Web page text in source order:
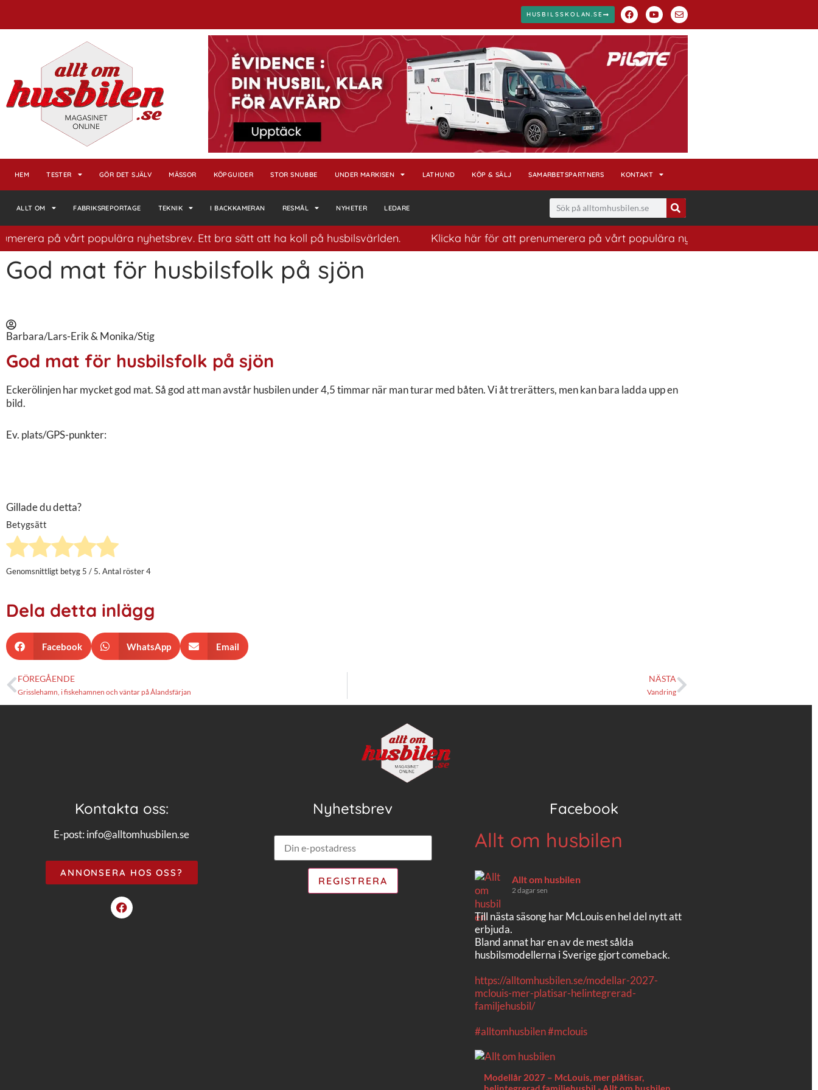
HUSBILSSKOLAN.SE
HEM TESTER GÖR DET SJÄLV MÄSSOR KÖPGUIDER STOR SNUBBE UNDER MARKISEN LATHUND KÖP & SÄLJ SAMARBETSPARTNERS KONTAKT
ALLT OM FABRIKSREPORTAGE TEKNIK I BACKKAMERAN RESMÅL NYHETER LEDARE
på vårt populära nyhetsbrev. Ett bra sätt att ha koll på husbilsvärlden. Klicka här för att prenumerera på vårt populära nyhetsbrev. Ett bra sätt att
God mat för husbilsfolk på sjön
Barbara/Lars-Erik & Monika/Stig
God mat för husbilsfolk på sjön
Eckerölinjen har mycket god mat. Så god att man avstår husbilen under 4,5 timmar när man turar med båten. Vi åt trerätters, men kan bara ladda upp en
bild.
Ev. plats/GPS-punkter:
Gillade du detta?
Betygsätt
Genomsnittligt betyg 5 / 5. Antal röster4
Dela detta inlägg
Facebook WhatsApp Email
FÖREGÅENDE
Grisslehamn, i fiskehamnen och väntar på Ålandsfärjan
NÄSTA
Vandring
Kontakta oss:
E-post: info@alltomhusbilen.se
ANNONSERA HOS OSS?
Nyhetsbrev Facebook
Allt om husbilen
Allt om husbilen
2 dagar sen
Till nästa säsong har McLouis en hel del nytt att
erbjuda.
Bland annat har en av de mest sålda
husbilsmodellerna i Sverige gjort comeback.
https://alltomhusbilen.se/modellar-2027-
mclouis-mer-platisar-helintegrerad-
familjehusbil/
#alltomhusbilen#mclouis
Modellår 2027 – McLouis, mer plåtisar,